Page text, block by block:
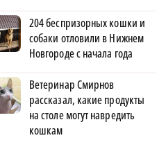
204 беспризорных кошки и
собаки отловили в Нижнем
Новгороде с начала года
Ветеринар Смирнов
рассказал, какие продукты
на столе могут навредить
кошкам